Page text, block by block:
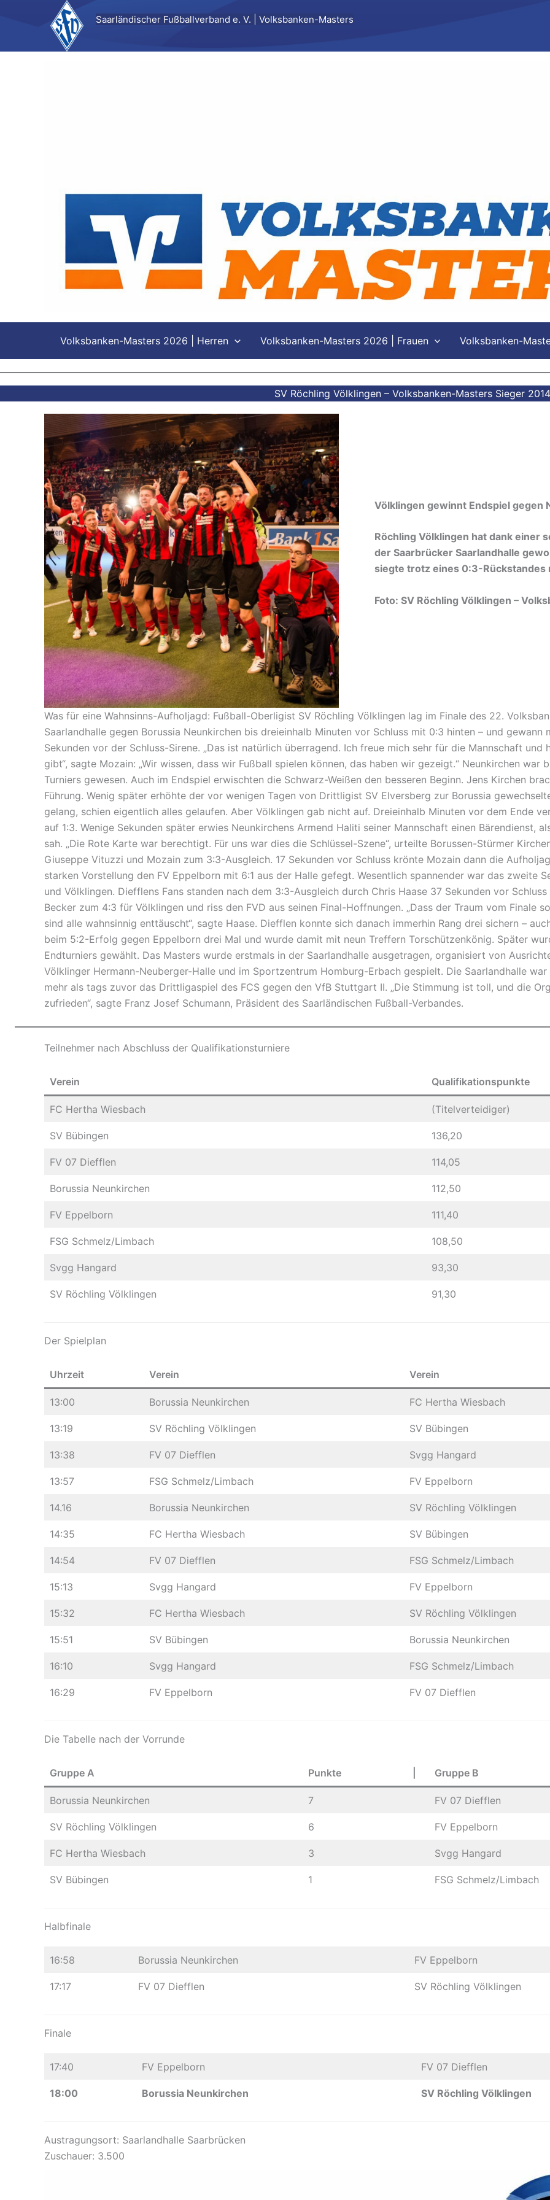
Saarländischer Fußballverband e. V. | Volksbanken-Masters
Volksbanken-Masters 2026 | Herren Volksbanken-Masters 2026 | Frauen Volksbanken-
SV Röchling Völklingen – Volksbanken-Masters Sieger 2014
Völklingen gewinnt Endspiel gegen
Röchling Völklingen hat dank einer
der Saarbrücker Saarlandhalle
siegte trotz eines 0:3-Rückstandes
Foto: SV Röchling Völklingen –
Was für eine Wahnsinns-Aufholjagd: Fußball-Oberligist SV Röchling Völklingen lag im Finale des 22.
Saarlandhalle gegen Borussia Neunkirchen bis dreieinhalb Minuten vor Schluss mit 0:3 hinten – und
Sekunden vor der Schluss-Sirene. „Das ist natürlich überragend. Ich freue mich sehr für die Mannschaft
gibt“, sagte Mozain: „Wir wissen, dass wir Fußball spielen können, das haben wir gezeigt.“ Neunkirchen
Turniers gewesen. Auch im Endspiel erwischten die Schwarz-Weißen den besseren Beginn. Jens Kirchen
Führung. Wenig später erhöhte der vor wenigen Tagen von Drittligist SV Elversberg zur Borussia
gelang, schien eigentlich alles gelaufen. Aber Völklingen gab nicht auf. Dreieinhalb Minuten vor dem Ende
auf 1:3. Wenige Sekunden später erwies Neunkirchens Armend Haliti seiner Mannschaft einen Bärendienst,
sah. „Die Rote Karte war berechtigt. Für uns war dies die Schlüssel-Szene“, urteilte Borussen-Stürmer
Giuseppe Vituzzi und Mozain zum 3:3-Ausgleich. 17 Sekunden vor Schluss krönte Mozain dann die
starken Vorstellung den FV Eppelborn mit 6:1 aus der Halle gefegt. Wesentlich spannender war das zweite
und Völklingen. Diefflens Fans standen nach dem 3:3-Ausgleich durch Chris Haase 37 Sekunden vor
Becker zum 4:3 für Völklingen und riss den FVD aus seinen Final-Hoffnungen. „Dass der Traum vom Finale
sind alle wahnsinnig enttäuscht“, sagte Haase. Diefflen konnte sich danach immerhin Rang drei sichern –
beim 5:2-Erfolg gegen Eppelborn drei Mal und wurde damit mit neun Treffern Torschützenkönig. Später
Endturniers gewählt. Das Masters wurde erstmals in der Saarlandhalle ausgetragen, organisiert von
Völklinger Hermann-Neuberger-Halle und im Sportzentrum Homburg-Erbach gespielt. Die Saarlandhalle
mehr als tags zuvor das Drittligaspiel des FCS gegen den VfB Stuttgart II. „Die Stimmung ist toll, und die
zufrieden“, sagte Franz Josef Schumann, Präsident des Saarländischen Fußball-Verbandes.
Teilnehmer nach Abschluss der Qualifikationsturniere
Verein Qualifikationspunkte
FC Hertha Wiesbach (Titelverteidiger)
SV Bübingen 136,20
FV 07 Diefflen 114,05
Borussia Neunkirchen 112,50
FV Eppelborn 111,40
FSG Schmelz/Limbach 108,50
Svgg Hangard 93,30
SV Röchling Völklingen 91,30
Der Spielplan
Uhrzeit Verein Verein
13:00 Borussia Neunkirchen FC Hertha Wiesbach
13:19 SV Röchling Völklingen SV Bübingen
13:38 FV 07 Diefflen Svgg Hangard
13:57 FSG Schmelz/Limbach FV Eppelborn
14.16 Borussia Neunkirchen SV Röchling Völklingen
14:35 FC Hertha Wiesbach SV Bübingen
14:54 FV 07 Diefflen FSG Schmelz/Limbach
15:13 Svgg Hangard FV Eppelborn
15:32 FC Hertha Wiesbach SV Röchling Völklingen
15:51 SV Bübingen Borussia Neunkirchen
16:10 Svgg Hangard FSG Schmelz/Limbach
16:29 FV Eppelborn FV 07 Diefflen
Die Tabelle nach der Vorrunde
Gruppe A Punkte Gruppe B
Borussia Neunkirchen 7 FV 07 Diefflen
SV Röchling Völklingen 6 FV Eppelborn
FC Hertha Wiesbach 3 Svgg Hangard
SV Bübingen 1 FSG Schmelz/Limbach
Halbfinale
16:58 Borussia Neunkirchen FV Eppelborn
17:17 FV 07 Diefflen SV Röchling Völklingen
Finale
17:40 FV Eppelborn FV 07 Diefflen
18:00 Borussia Neunkirchen SV Röchling Völklingen
Austragungsort: Saarlandhalle Saarbrücken
Zuschauer: 3.500